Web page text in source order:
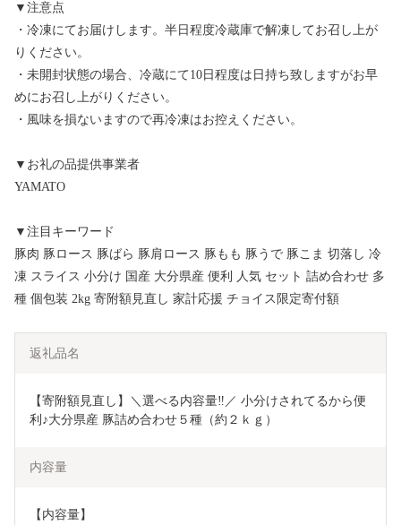
▼注意点
・冷凍にてお届けします。半日程度冷蔵庫で解凍してお召し上が
りください。
・未開封状態の場合、冷蔵にて10日程度は日持ち致しますがお早
めにお召し上がりください。
・風味を損ないますので再冷凍はお控えください。
▼お礼の品提供事業者
YAMATO
▼注目キーワード
豚肉 豚ロース 豚ばら 豚肩ロース 豚もも 豚うで 豚こま 切落し 冷
凍 スライス 小分け 国産 大分県産 便利 人気 セット 詰め合わせ 多
種 個包装 2kg 寄附額見直し 家計応援 チョイス限定寄付額
返礼品名
【寄附額見直し】＼選べる内容量‼／ 小分けされてるから便
利♪大分県産 豚詰め合わせ５種（約２ｋｇ）
内容量
【内容量】